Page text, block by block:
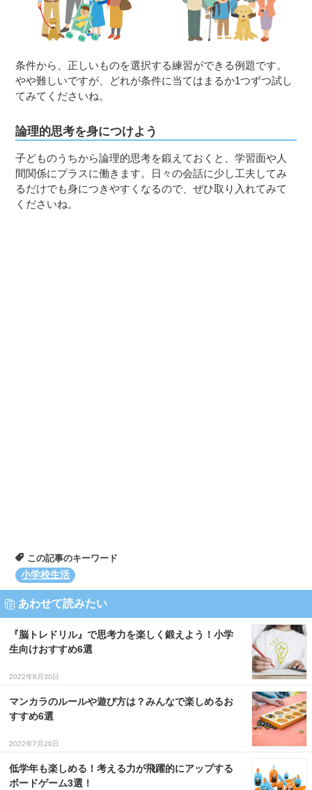
条件から、正しいものを選択する練習ができる例題です。
やや難しいですが、どれが条件に当てはまるか1つずつ試し
てみてくださいね。
論理的思考を身につけよう
子どものうちから論理的思考を鍛えておくと、学習面や人
間関係にプラスに働きます。日々の会話に少し工夫してみ
るだけでも身につきやすくなるので、ぜひ取り入れてみて
くださいね。
この記事のキーワード
小学校生活
あわせて読みたい
『脳トレドリル』で思考力を楽しく鍛えよう！小学
生向けおすすめ6選
2022年8月30日
マンカラのルールや遊び方は？みんなで楽しめるお
すすめ6選
2022年7月20日
低学年も楽しめる！考える力が飛躍的にアップする
ボードゲーム3選！